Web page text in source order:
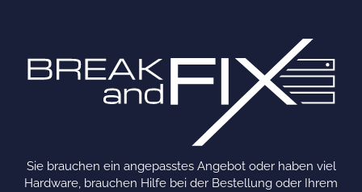
Sie brauchen ein angepasstes Angebot oder haben viel
Hardware, brauchen Hilfe bei der Bestellung oder Ihrem